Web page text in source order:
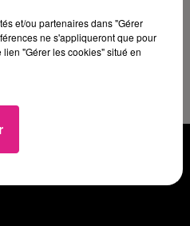
de la
et/ou partenaires dans "Gérer
ne s'appliqueront que pour
"Gérer les cookies" situé en